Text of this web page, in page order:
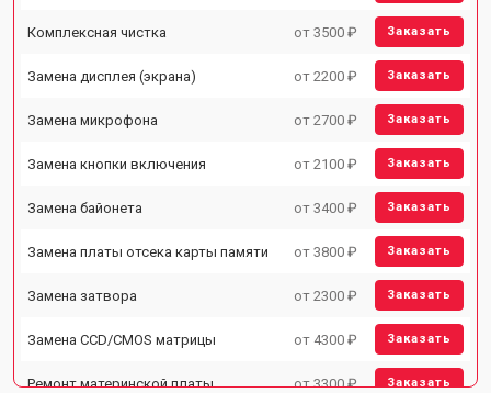
Комплексная чистка от 3500 ₽ Заказать
Замена дисплея (экрана) от 2200 ₽ Заказать
Замена микрофона от 2700 ₽ Заказать
Замена кнопки включения от 2100 ₽ Заказать
Замена байонета от 3400 ₽ Заказать
Замена платы отсека карты памяти от 3800 ₽ Заказать
Замена затвора от 2300 ₽ Заказать
Замена CCD/CMOS матрицы от 4300 ₽ Заказать
Ремонт материнской платы от 3300 ₽ Заказать